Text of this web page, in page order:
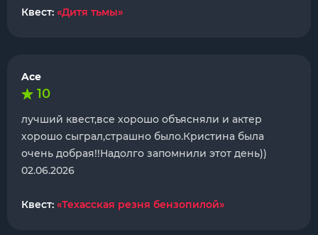
Квест: «Дитя тьмы»
Ace
10
лучший квест,все хорошо объясняли и актер
хорошо сыграл,страшно было.Кристина была
очень добрая!!Надолго запомнили этот день))
02.06.2026
Квест: «Техасская резня бензопилой»